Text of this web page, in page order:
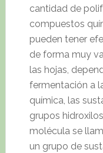
cantidad de
compuestos
pueden tener
de forma muy
las hojas,
fermentación a
química, las
grupos
molécula se
un grupo de